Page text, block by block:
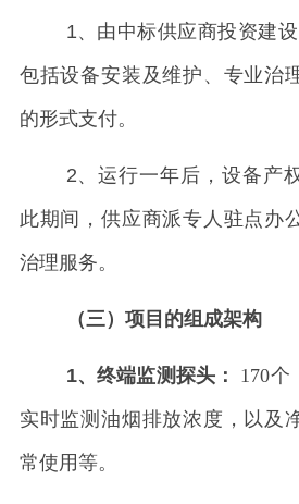
1、由中标供应商投资建设
包括设备安装及维护、专业治
的形式支付。
2、运行一年后，设备产
此期间，供应商派专人驻点办
治理服务。
（三）项目的组成架构
1、终端监测探头：
170个
实时监测油烟排放浓度，以及
常使用等。